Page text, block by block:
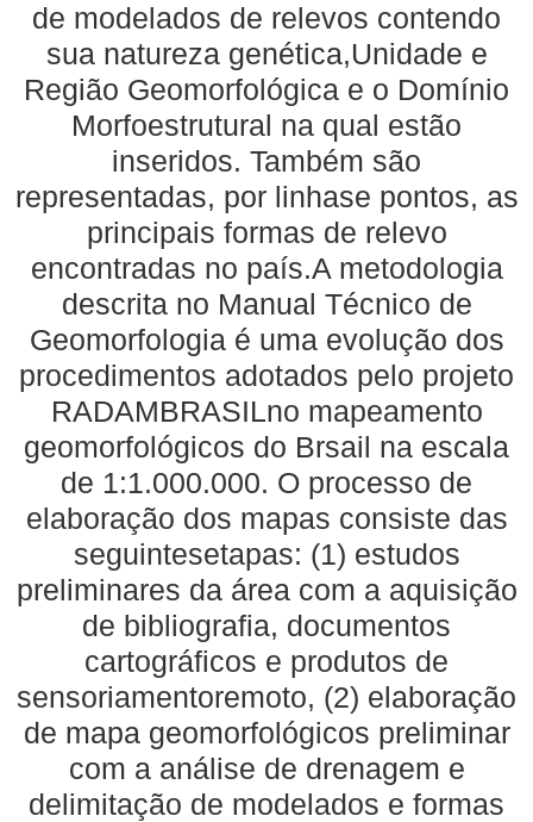
de modelados de relevos contendo
sua natureza genética,Unidade e
Região Geomorfológica e o Domínio
Morfoestrutural na qual estão
inseridos. Também são
representadas, por linhase pontos, as
principais formas de relevo
encontradas no país.A metodologia
descrita no Manual Técnico de
Geomorfologia é uma evolução dos
procedimentos adotados pelo projeto
RADAMBRASILno mapeamento
geomorfológicos do Brsail na escala
de 1:1.000.000. O processo de
elaboração dos mapas consiste das
seguintesetapas: (1) estudos
preliminares da área com a aquisição
de bibliografia, documentos
cartográficos e produtos de
sensoriamentoremoto, (2) elaboração
de mapa geomorfológicos preliminar
com a análise de drenagem e
delimitação de modelados e formas